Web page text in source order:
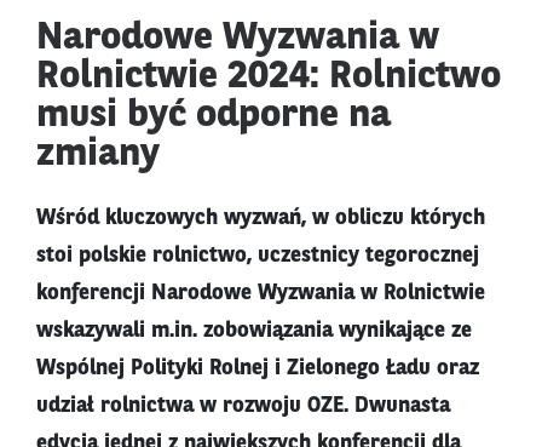
Narodowe Wyzwania w
Rolnictwie 2024: Rolnictwo
musi być odporne na
zmiany
Wśród kluczowych wyzwań, w obliczu których
stoi polskie rolnictwo, uczestnicy tegorocznej
konferencji Narodowe Wyzwania w Rolnictwie
wskazywali m.in. zobowiązania wynikające ze
Wspólnej Polityki Rolnej i Zielonego Ładu oraz
udział rolnictwa w rozwoju OZE. Dwunasta